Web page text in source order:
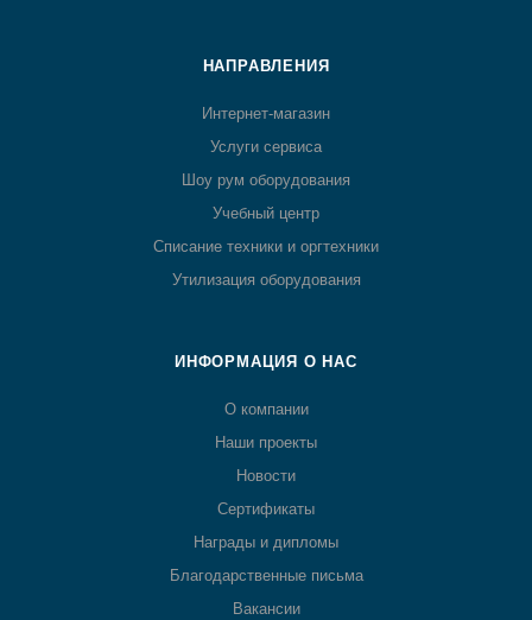
НАПРАВЛЕНИЯ
Интернет-магазин
Услуги сервиса
Шоу рум оборудования
Учебный центр
Списание техники и оргтехники
Утилизация оборудования
ИНФОРМАЦИЯ О НАС
О компании
Наши проекты
Новости
Сертификаты
Награды и дипломы
Благодарственные письма
Вакансии